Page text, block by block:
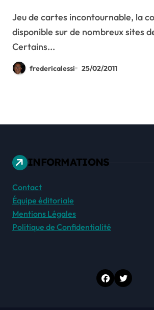
Jeu de cartes incontournable, la coinche est
disponible sur de nombreux sites
Certains...
fredericalessi 25/02/2011
INFORMATIONS
Contact
Équipe éditoriale
Mentions Légales
Politique de Confidentialité